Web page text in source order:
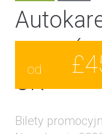
£45 -
UK
od
Bilety